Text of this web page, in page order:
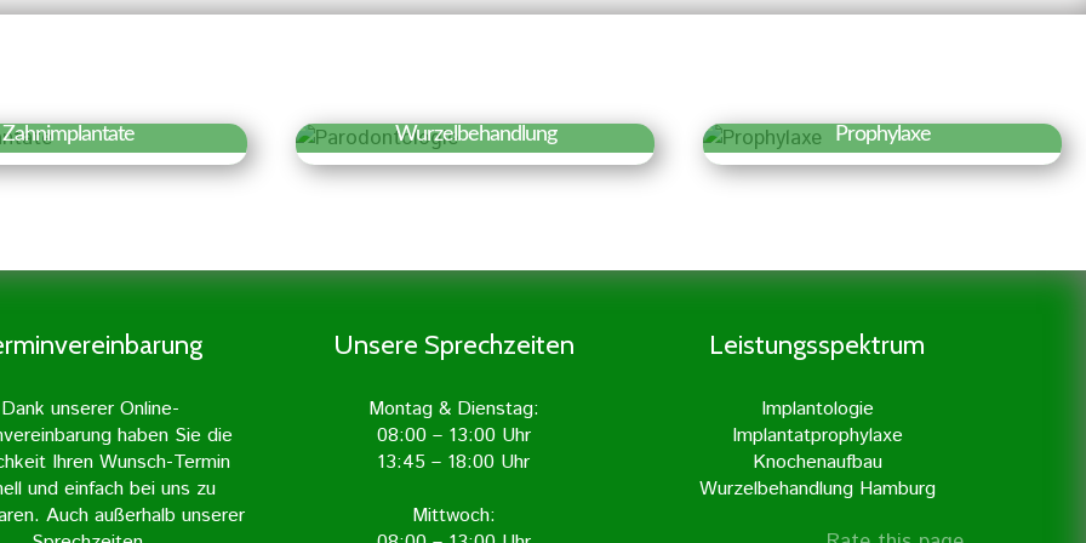
Zahnimplantate
den Kieferknochen
gelten als die
Form des
echten Zahn kaum zu
unterscheiden.
Sie mehr »
Wurzelbehandlung
entzündeten Zahnnerv
Entzündung zu befreien. Dies
geschieht mit größter
Zahnarztpraxis mit
Unterstützung moderner
Geräte durchgeführt.
Erfahren Sie mehr »
Prophylaxe
Zahngesundheit. Daher legen
Prophylaxe und professionelle
Zahnreinigung.
Erfahren Sie mehr »
Dank unserer Online-
haben Sie die
Ihren Wunsch-Termin
und einfach bei uns zu
Auch außerhalb unserer
Unsere Sprechzeiten
Montag & Dienstag:
08:00 – 13:00 Uhr
13:45 – 18:00 Uhr
Mittwoch:
Leistungsspektrum
Implantologie
Implantatprophylaxe
Knochenaufbau
Wurzelbehandlung Hamburg